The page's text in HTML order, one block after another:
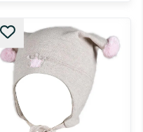
0-1 år